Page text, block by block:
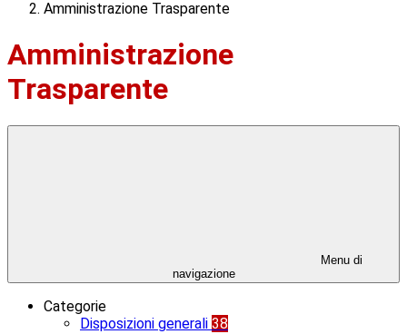
Amministrazione Trasparente
Amministrazione
Trasparente
Menu di
navigazione
Categorie
Disposizioni generali 38